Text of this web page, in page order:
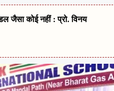
जैसा कोई नहीं : प्रो. विनय